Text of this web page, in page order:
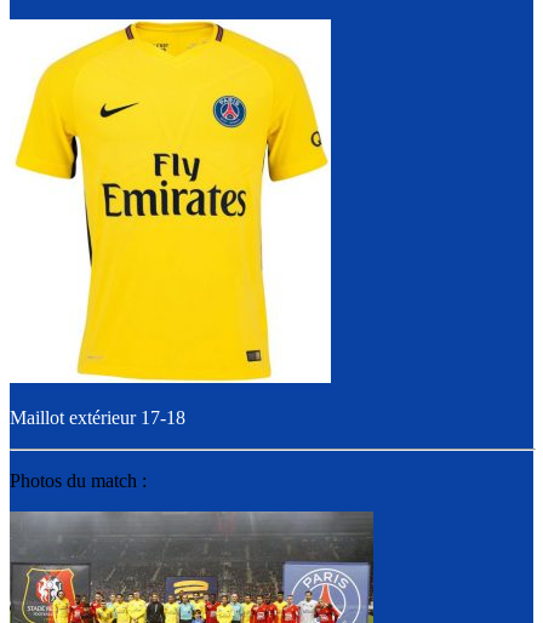
Maillot extérieur 17-18
Photos du match :